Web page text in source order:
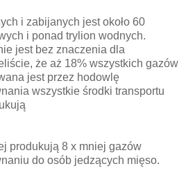
i zabijanych jest około 60
i ponad trylion wodnych.
jest bez znaczenia dla
że aż 18% wszystkich gazów
jest przez hodowlę
wszystkie środki transportu
produkują 8 x mniej gazów
do osób jedzących mięso.